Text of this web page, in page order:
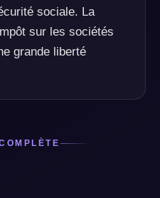
sociale. La
sur les sociétés
grande liberté